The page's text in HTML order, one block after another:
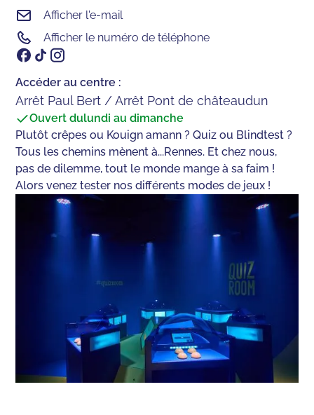
Afficher l'e-mail
Afficher le numéro de téléphone
Accéder au centre :
Arrêt Paul Bert / Arrêt Pont de châteaudun
Ouvert dulundi au dimanche
Plutôt crêpes ou Kouign amann ? Quiz ou Blindtest ?
Tous les chemins mènent à...Rennes. Et chez nous,
pas de dilemme, tout le monde mange à sa faim !
Alors venez tester nos différents modes de jeux !